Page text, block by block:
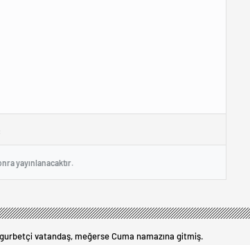
yayınlanacaktır.
vatandaş, meğerse Cuma namazına gitmiş.